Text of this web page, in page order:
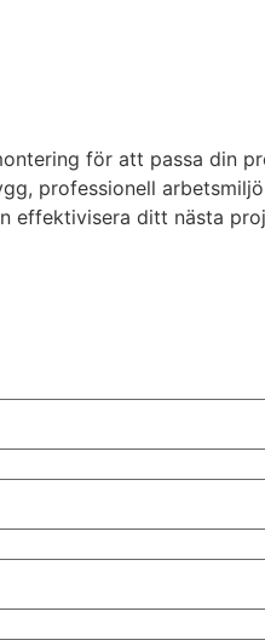
för att passa din
professionell
effektivisera ditt nästa